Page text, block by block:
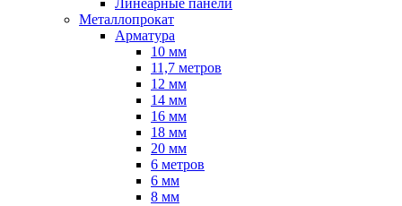
Линеарные панели
Металлопрокат
Арматура
10 мм
11,7 метров
12 мм
14 мм
16 мм
18 мм
20 мм
6 метров
6 мм
8 мм